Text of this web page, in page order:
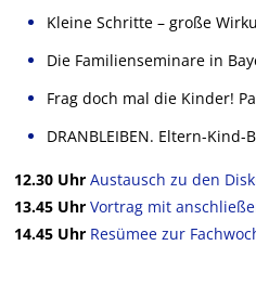
Kleine Schritte – große
Die Familienseminare in
Frag doch mal die Kinder!
DRANBLEIBEN. Eltern-
12.30 Uhr Austausch zu den
13.45 Uhr Vortrag mit
14.45 Uhr Resümee zur